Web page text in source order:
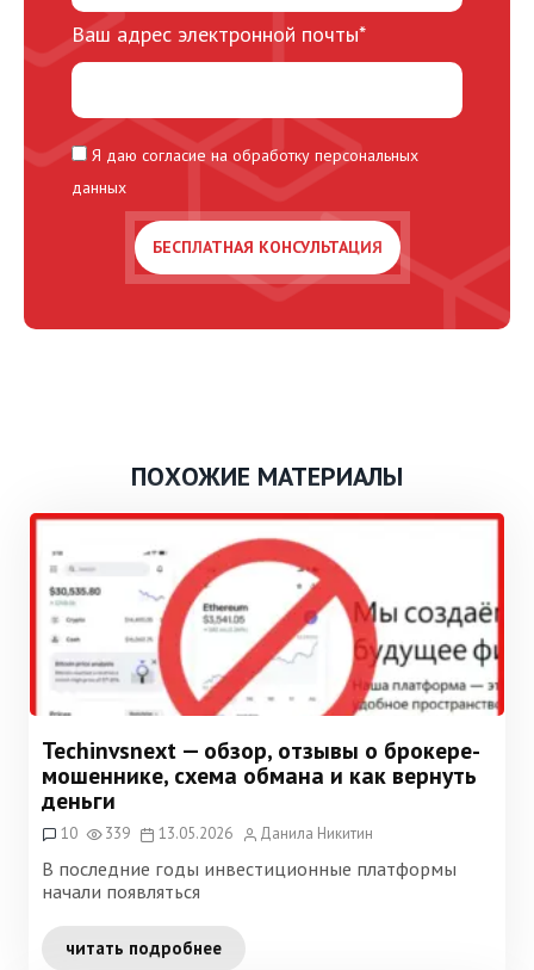
Ваш адрес электронной почты*
Я даю согласие на обработку персональных
данных
ПОХОЖИЕ МАТЕРИАЛЫ
Techinvsnext — обзор, отзывы о брокере-
мошеннике, схема обмана и как вернуть
деньги
10 339 13.05.2026 Данила Никитин
В последние годы инвестиционные платформы
начали появляться
читать подробнее